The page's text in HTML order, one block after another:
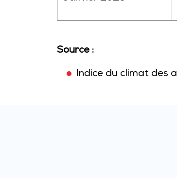
Source :
Indice du climat des